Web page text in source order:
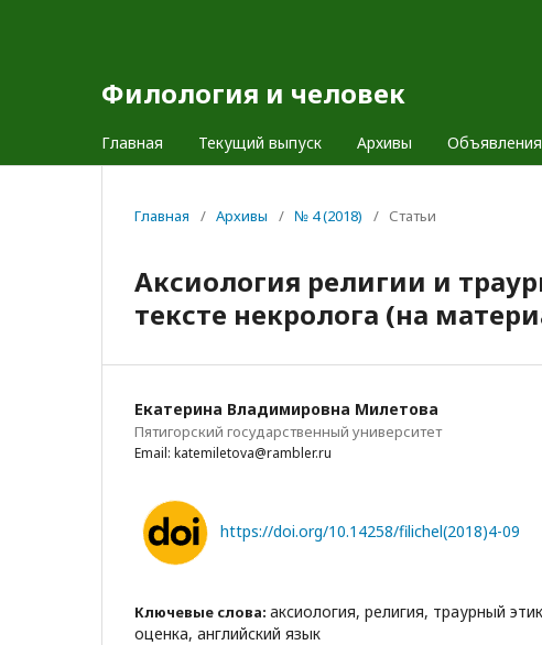
Филология и человек
Главная Текущий выпуск Архивы Объявления
Главная / Архивы / № 4 (2018) / Статьи
Аксиология религии и
тексте некролога (на
Екатерина Владимировна Милетова
Пятигорский государственный университет
Email: katemiletova@rambler.ru
https://doi.org/10.14258/filichel(2018)4-09
Ключевые слова: аксиология, религия, траурный
оценка, английский язык